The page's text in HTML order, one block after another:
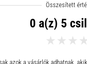
0 a(z) 5
azok a vásárlók adhatnak,